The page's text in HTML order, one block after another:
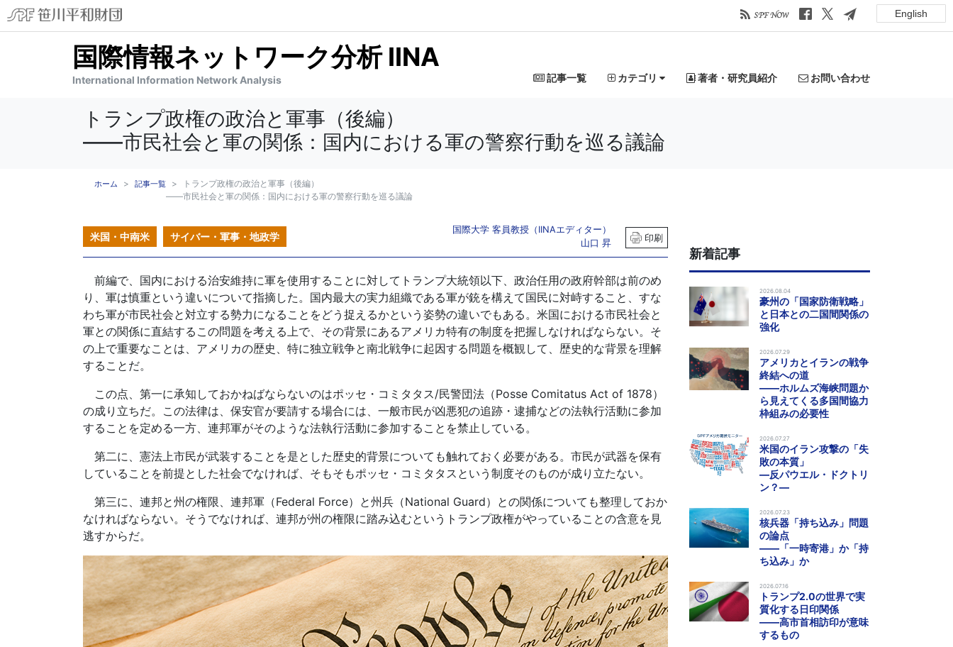
English
国際情報ネットワーク分析 IINA
International Information Network Analysis 記事一覧 カテゴリ 著者・研究員紹介 お問い合わせ
トランプ政権の政治と軍事（後編）
――市民社会と軍の関係：国内における軍の警察行動を巡る議論
ホーム 記事一覧
トランプ政権の政治と軍事（後編）
――市民社会と軍の関係：国内における軍の警察行動を巡る議論
米国・中南米 サイバー・軍事・地政学
国際大学 客員教授（IINAエディター）
山口 昇
印刷
前編で、国内における治安維持に軍を使用することに対してトランプ大統領以下、政治任用の政府幹部は前のめ
り、軍は慎重という違いについて指摘した。国内最大の実力組織である軍が銃を構えて国民に対峙すること、すな
わち軍が市民社会と対立する勢力になることをどう捉えるかという姿勢の違いでもある。米国における市民社会と
軍との関係に直結するこの問題を考える上で、その背景にあるアメリカ特有の制度を把握しなければならない。そ
の上で重要なことは、アメリカの歴史、特に独立戦争と南北戦争に起因する問題を概観して、歴史的な背景を理解
することだ。
この点、第一に承知しておかねばならないのはポッセ・コミタタス/民警団法（Posse Comitatus Act of 1878）
の成り立ちだ。この法律は、保安官が要請する場合には、一般市民が凶悪犯の追跡・逮捕などの法執行活動に参加
することを定める一方、連邦軍がそのような法執行活動に参加することを禁止している。
第二に、憲法上市民が武装することを是とした歴史的背景についても触れておく必要がある。市民が武器を保有
していることを前提とした社会でなければ、そもそもポッセ・コミタタスという制度そのものが成り立たない。
第三に、連邦と州の権限、連邦軍（Federal Force）と州兵（National Guard）との関係についても整理しておか
なければならない。そうでなければ、連邦が州の権限に踏み込むというトランプ政権がやっていることの含意を見
逃すからだ。
新着記事
2026.08.04
豪州の「国家防衛戦略」
と日本との二国間関係の
強化
2026.07.29
アメリカとイランの戦争
終結への道
――ホルムズ海峡問題か
ら見えてくる多国間協力
枠組みの必要性
2026.07.27
米国のイラン攻撃の「失
敗の本質」
―反パウエル・ドクトリ
ン？―
2026.07.23
核兵器「持ち込み」問題
の論点
――「一時寄港」か「持
ち込み」か
2026.07.16
トランプ2.0の世界で実
質化する日印関係
――高市首相訪印が意味
するもの